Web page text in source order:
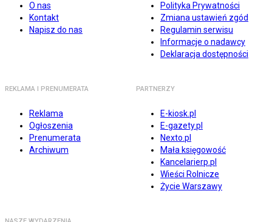
O nas
Kontakt
Napisz do nas
Polityka Prywatności
Zmiana ustawień zgód
Regulamin serwisu
Informacje o nadawcy
Deklaracja dostępności
REKLAMA I PRENUMERATA
Reklama
Ogłoszenia
Prenumerata
Archiwum
PARTNERZY
E-kiosk.pl
E-gazety.pl
Nexto.pl
Mała księgowość
Kancelarierp.pl
Wieści Rolnicze
Życie Warszawy